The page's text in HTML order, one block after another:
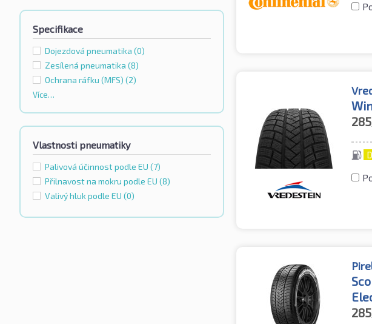
Specifikace
Dojezdová pneumatika (0)
Zesílená pneumatika (8)
Ochrana ráfku (MFS) (2)
Více…
Vlastnosti pneumatiky
Palivová účinnost podle EU (7)
Přilnavost na mokru podle EU (8)
Valivý hluk podle EU (0)
D